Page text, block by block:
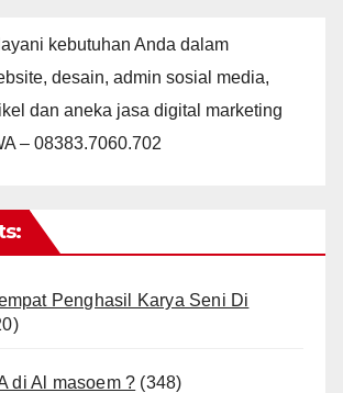
kebutuhan Anda dalam
desain, admin sosial media,
dan aneka jasa digital marketing
– 08383.7060.702
Penghasil Karya Seni Di
di Al masoem ? (348)